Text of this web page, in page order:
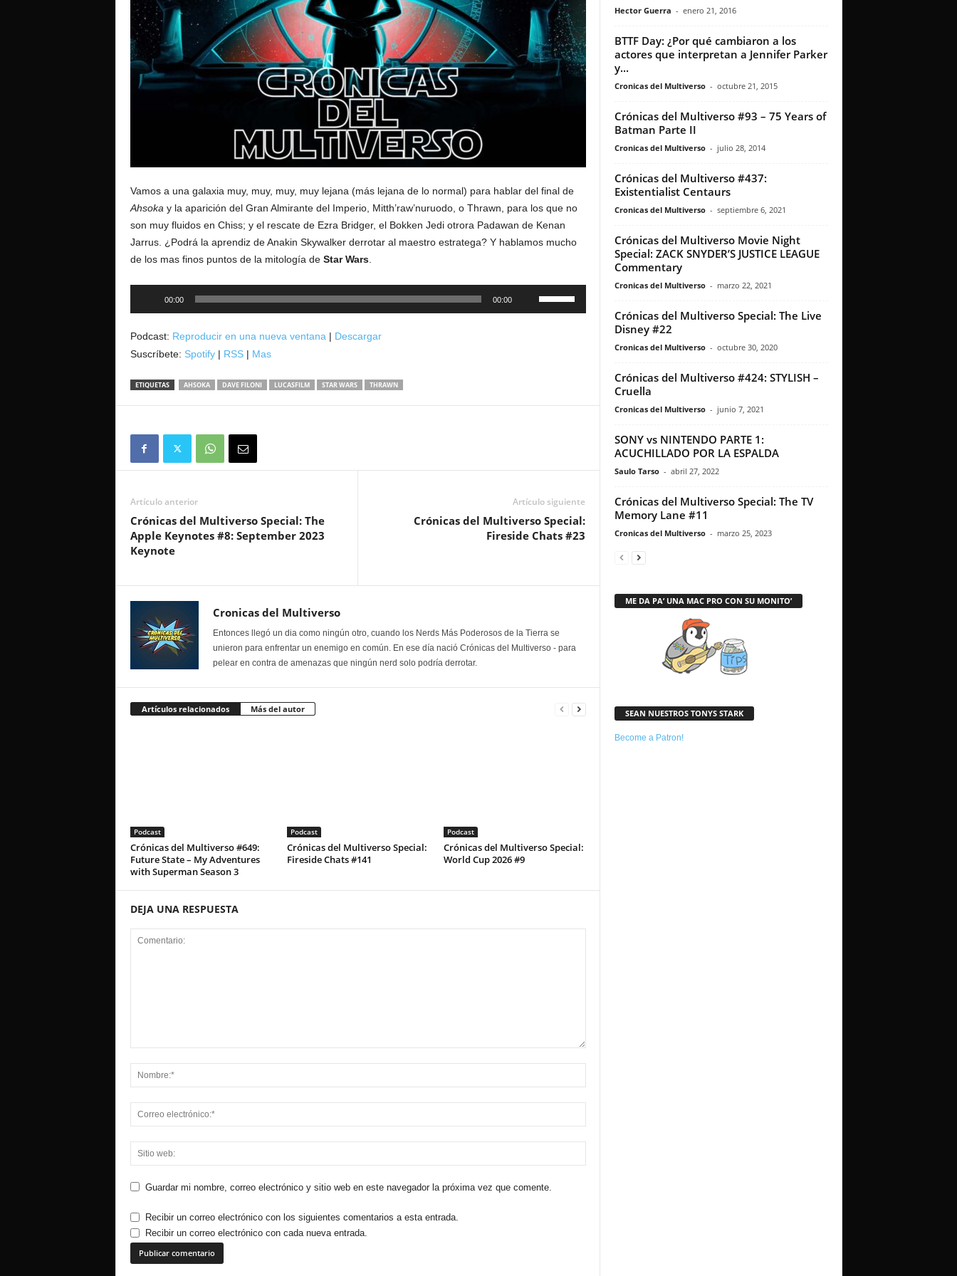
Vamos a una galaxia muy, muy, muy, muy lejana (más lejana de lo normal) para hablar del final de
Ahsokay la aparición del Gran Almirante del Imperio, Mitth’raw’nuruodo, o Thrawn, para los que no
son muy fluidos en Chiss; y el rescate de Ezra Bridger, el Bokken Jedi otrora Padawan de Kenan
Jarrus. ¿Podrá la aprendiz de Anakin Skywalker derrotar al maestro estratega? Y hablamos mucho
de los mas finos puntos de la mitología de Star Wars.
00:00 00:00
Podcast: Reproducir en una nueva ventana| Descargar
Suscríbete: Spotify| RSS| Mas
ETIQUETAS AHSOKA DAVE FILONI LUCASFILM STAR WARS THRAWN
Artículo anterior
Crónicas del Multiverso Special: The
Apple Keynotes #8: September 2023
Keynote
Artículo siguiente
Crónicas del Multiverso Special:
Fireside Chats #23
Cronicas del Multiverso
Entonces llegó un dia como ningún otro, cuando los Nerds Más Poderosos de la Tierra se
unieron para enfrentar un enemigo en común. En ese día nació Crónicas del Multiverso - para
pelear en contra de amenazas que ningún nerd solo podría derrotar.
Artículos relacionados Más del autor
Podcast
Crónicas del Multiverso #649:
Future State – My Adventures
with Superman Season 3
Podcast
Crónicas del Multiverso Special:
Fireside Chats #141
Podcast
Crónicas del Multiverso Special:
World Cup 2026 #9
DEJA UNA RESPUESTA
Guardar mi nombre, correo electrónico y sitio web en este navegador la próxima vez que comente.
Recibir un correo electrónico con los siguientes comentarios a esta entrada.
Recibir un correo electrónico con cada nueva entrada.
Hector Guerra - enero 21, 2016
BTTF Day: ¿Por qué cambiaron a los
actores que interpretan a Jennifer Parker
y...
Cronicas del Multiverso - octubre 21, 2015
Crónicas del Multiverso #93 – 75 Years of
Batman Parte II
Cronicas del Multiverso - julio 28, 2014
Crónicas del Multiverso #437:
Existentialist Centaurs
Cronicas del Multiverso - septiembre 6, 2021
Crónicas del Multiverso Movie Night
Special: ZACK SNYDER’S JUSTICE LEAGUE
Commentary
Cronicas del Multiverso - marzo 22, 2021
Crónicas del Multiverso Special: The Live
Disney #22
Cronicas del Multiverso - octubre 30, 2020
Crónicas del Multiverso #424: STYLISH –
Cruella
Cronicas del Multiverso - junio 7, 2021
SONY vs NINTENDO PARTE 1:
ACUCHILLADO POR LA ESPALDA
Saulo Tarso - abril 27, 2022
Crónicas del Multiverso Special: The TV
Memory Lane #11
Cronicas del Multiverso - marzo 25, 2023
ME DA PA’ UNA MAC PRO CON SU MONITO’
SEAN NUESTROS TONYS STARK
Become a Patron!